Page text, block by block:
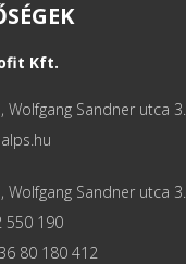
Kft.
Wolfgang Sandner utca 3.
Wolfgang Sandner utca 3.
550 190
80 180 412